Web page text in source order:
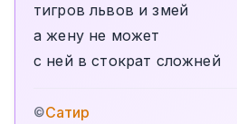
тигров львов и змей
а жену не может
с ней в стократ сложней
©Сатир